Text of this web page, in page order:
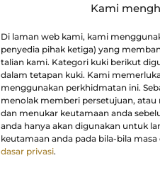
Kami
Di laman web kami, kami
penyedia pihak ketiga) yang
talian kami. Kategori kuki berikut
dalam tetapan kuki. Kami
menggunakan perkhidmatan ini.
menolak memberi persetujuan,
dan menukar keutamaan anda
anda hanya akan digunakan untuk
keutamaan anda pada bila-bila
dasar privasi.
BLACK BAY 58 GMT
RM22,000.00
NEW